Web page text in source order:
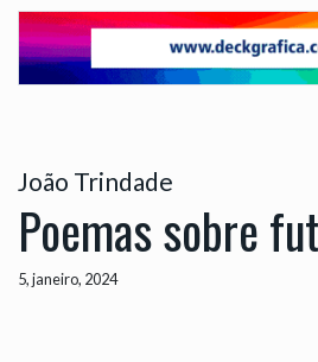
João Trindade
Poemas sobre
5, janeiro, 2024